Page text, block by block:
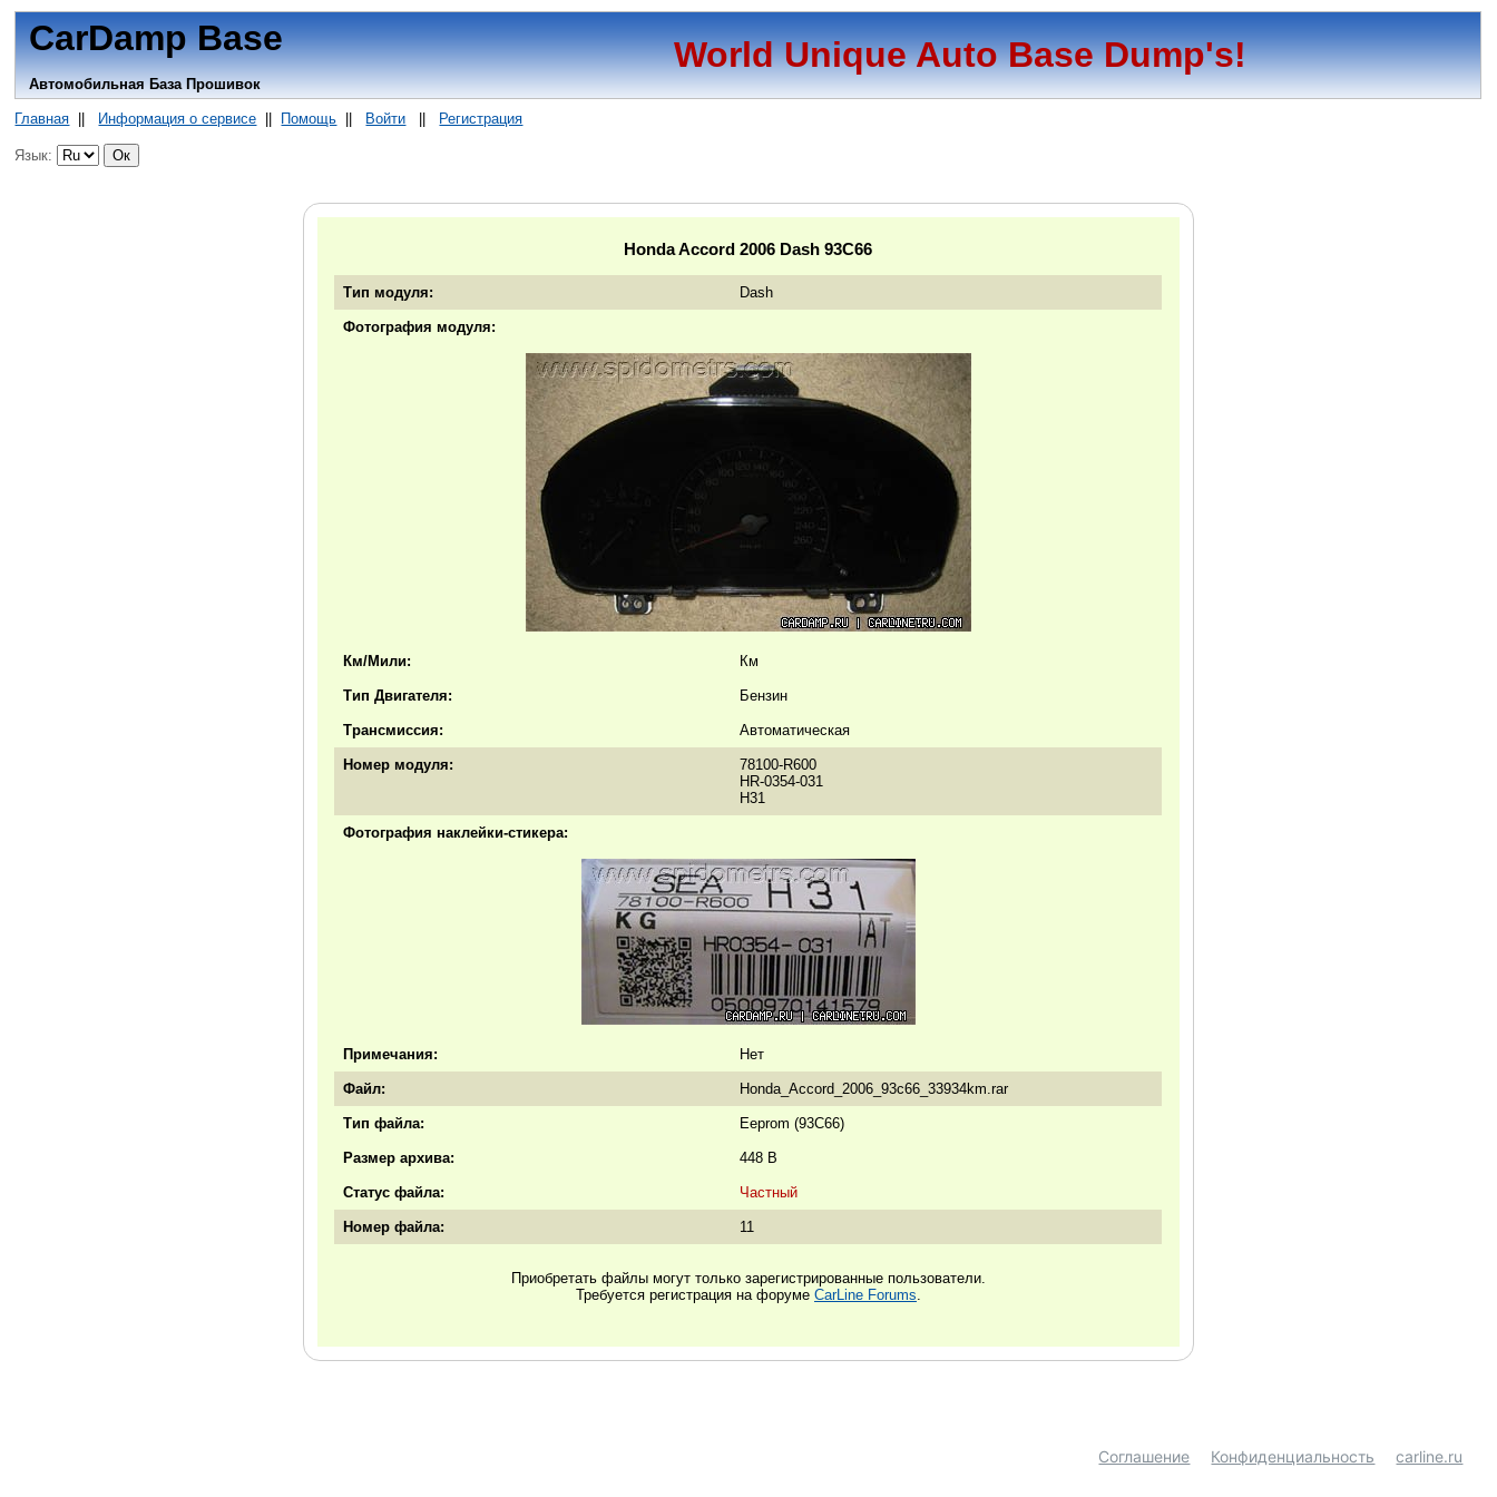
CarDamp Base
Автомобильная База Прошивок
World Unique Auto Base Dump's!
Главная Информация о сервисе Помощь Войти Регистрация
Язык:
Honda Accord 2006 Dash 93C66
Тип модуля: Dash
Фотография модуля:
Км/Мили: Км
Тип Двигателя: Бензин
Трансмиссия: Автоматическая
Номер модуля:
78100-R600
HR-0354-031
H31
Фотография наклейки-стикера:
Примечания: Нет
Файл: Honda_Accord_2006_93c66_33934km.rar
Тип файла: Eeprom (93C66)
Размер архива: 448 B
Статус файла: Частный
Номер файла: 11
Приобретать файлы могут только зарегистрированные пользователи.
Требуется регистрация на форуме CarLine Forums.
Соглашение Конфиденциальность carline.ru